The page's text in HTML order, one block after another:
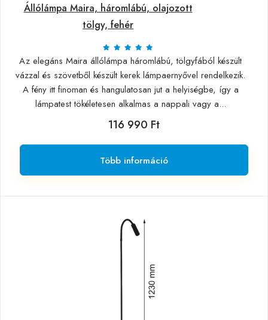
Állólámpa Maira, háromlábú, olajozott
tölgy, fehér
Az elegáns Maira állólámpa háromlábú, tölgyfából készült
vázzal és szövetből készült kerek lámpaernyővel rendelkezik.
A fény itt finoman és hangulatosan jut a helyiségbe, így a
lámpatest tökéletesen alkalmas a nappali vagy a...
116 990 Ft
Több információ